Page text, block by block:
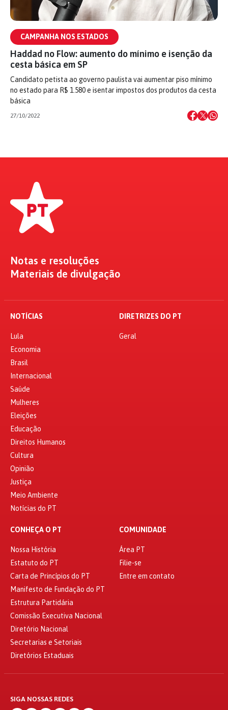
CAMPANHA NOS ESTADOS
Haddad no Flow: aumento do mínimo e isenção da
cesta básica em SP
Candidato petista ao governo paulista vai aumentar piso mínimo
no estado para R$ 1.580 e isentar impostos dos produtos da cesta
básica
27/10/2022
Notas e resoluções
Materiais de divulgação
NOTÍCIAS
Lula
Economia
Brasil
Internacional
Saúde
Mulheres
Eleições
Educação
Direitos Humanos
Cultura
Opinião
Justiça
Meio Ambiente
Notícias do PT
DIRETRIZES DO PT
Geral
CONHEÇA O PT
Nossa História
Estatuto do PT
Carta de Princípios do PT
Manifesto de Fundação do PT
Estrutura Partidária
Comissão Executiva Nacional
Diretório Nacional
Secretarias e Setoriais
Diretórios Estaduais
COMUNIDADE
Área PT
Filie-se
Entre em contato
SIGA NOSSAS REDES